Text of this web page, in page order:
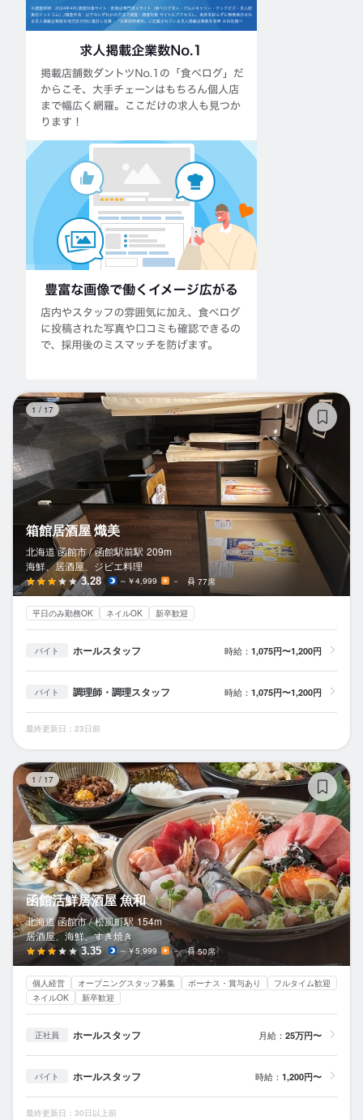
1 / 17
箱館居酒屋 熾美
北海道 函館市 / 函館駅前駅 209m
海鮮、居酒屋、ジビエ料理
3.28 ～￥4,999 － 77席
平日のみ勤務OK ネイルOK 新卒歓迎
バイト ホールスタッフ 時給： 1,075円〜1,200円
バイト 調理師・調理スタッフ 時給： 1,075円〜1,200円
最終更新日：23日前
1 / 17
函館活鮮居酒屋 魚和
北海道 函館市 / 松風町駅 154m
居酒屋、海鮮、すき焼き
3.35 ～￥5,999 － 50席
個人経営 オープニングスタッフ募集 ボーナス・賞与あり
フルタイム歓迎
ネイルOK
新卒歓迎
正社員 ホールスタッフ 月給： 25万円〜
バイト ホールスタッフ 時給： 1,200円〜
最終更新日：30日以上前